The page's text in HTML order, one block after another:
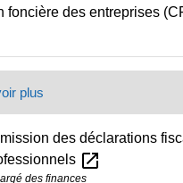
foncière des entreprises
plus
des déclarations
open_in_new
des finances